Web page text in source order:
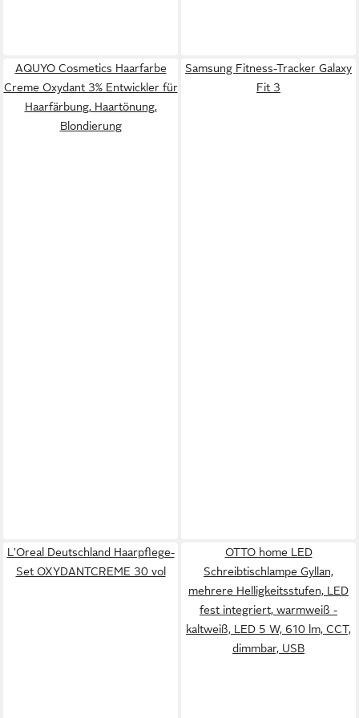
AQUYO Cosmetics Haarfarbe
Creme Oxydant 3% Entwickler für
Haarfärbung, Haartönung,
Blondierung
Samsung Fitness-Tracker Galaxy
Fit 3
L'Oreal Deutschland Haarpflege-
Set OXYDANTCREME 30 vol
OTTO home LED
Schreibtischlampe Gyllan,
mehrere Helligkeitsstufen, LED
fest integriert, warmweiß -
kaltweiß, LED 5 W, 610 lm, CCT,
dimmbar, USB